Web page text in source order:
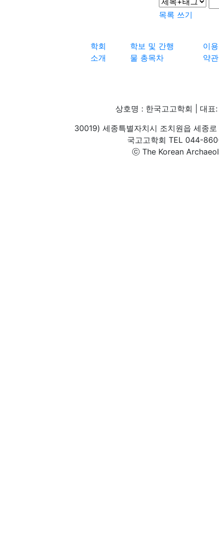
목록 쓰기
학회
소개
학보 및 간행
물 총목차
이용
약관
상호명 : 한국고고학회 | 대
30019) 세종특별자치시 조치원읍 세종
국고고학회 TEL 044-
ⓒ The Korean